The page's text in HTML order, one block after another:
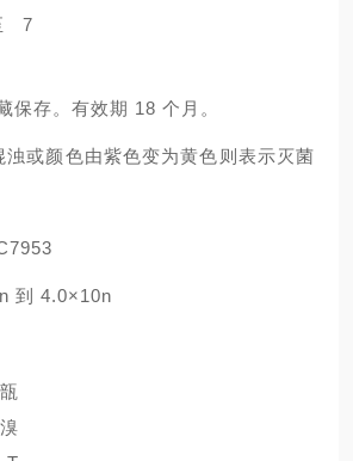
7
存。有效期 18 个月。
或颜色由紫色变为黄色则表示灭菌
到 4.0×10n